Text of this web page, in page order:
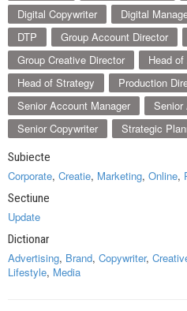
Digital Copywriter
Digital
DTP
Group Account Director
Group Creative Director
Head
Head of Strategy
Production
Senior Account Manager
Senior
Senior Copywriter
Strategic
Subiecte
Corporate, Creatie, Marketing, Online,
Sectiune
Update
Dictionar
Advertising, Brand, Copywriter,
Lifestyle, Media